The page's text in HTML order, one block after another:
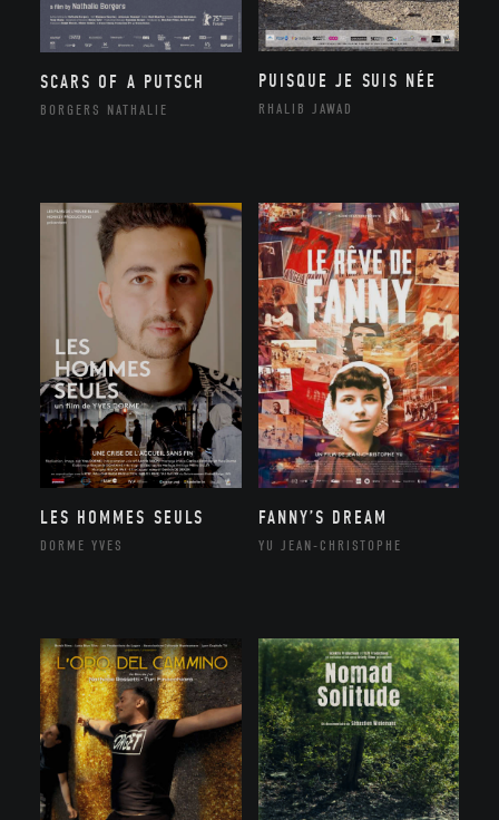
SCARS OF A PUTSCH
BORGERS NATHALIE
PUISQUE JE SUIS NÉE
RHALIB JAWAD
LES HOMMES SEULS
DORME YVES
FANNY’S DREAM
YU JEAN-CHRISTOPHE